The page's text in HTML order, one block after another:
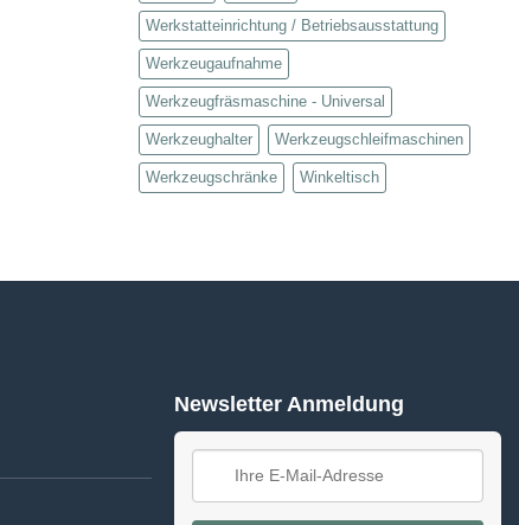
Werkstatteinrichtung / Betriebsausstattung
Werkzeugaufnahme
Werkzeugfräsmaschine - Universal
Werkzeughalter Werkzeugschleifmaschinen
Werkzeugschränke Winkeltisch
Newsletter Anmeldung